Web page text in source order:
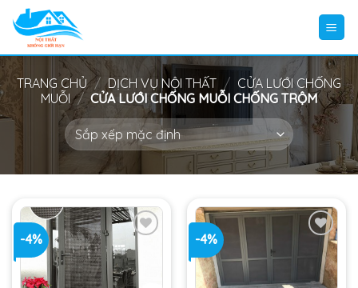
content
TRANG CHỦ / DỊCH VỤ NỘI THẤT / CỬA LƯỚI CHỐNG
MUỖI / CỬA LƯỚI CHỐNG MUỖI CHỐNG TRỘM
-4%
Add
to
wishlist
-4%
Add
wishlist